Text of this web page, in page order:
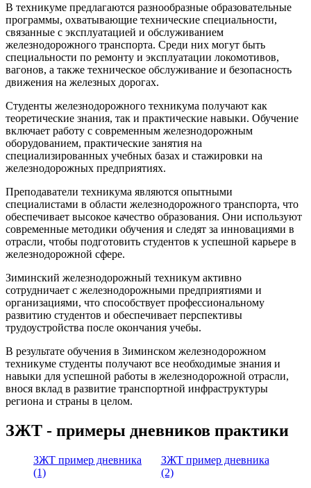
В техникуме предлагаются разнообразные образовательные
программы, охватывающие технические специальности,
связанные с эксплуатацией и обслуживанием
железнодорожного транспорта. Среди них могут быть
специальности по ремонту и эксплуатации локомотивов,
вагонов, а также техническое обслуживание и безопасность
движения на железных дорогах.
Студенты железнодорожного техникума получают как
теоретические знания, так и практические навыки. Обучение
включает работу с современным железнодорожным
оборудованием, практические занятия на
специализированных учебных базах и стажировки на
железнодорожных предприятиях.
Преподаватели техникума являются опытными
специалистами в области железнодорожного транспорта, что
обеспечивает высокое качество образования. Они используют
современные методики обучения и следят за инновациями в
отрасли, чтобы подготовить студентов к успешной карьере в
железнодорожной сфере.
Зиминский железнодорожный техникум активно
сотрудничает с железнодорожными предприятиями и
организациями, что способствует профессиональному
развитию студентов и обеспечивает перспективы
трудоустройства после окончания учебы.
В результате обучения в Зиминском железнодорожном
техникуме студенты получают все необходимые знания и
навыки для успешной работы в железнодорожной отрасли,
внося вклад в развитие транспортной инфраструктуры
региона и страны в целом.
ЗЖТ - примеры дневников практики
ЗЖТ пример дневника
(1)
ЗЖТ пример дневника
(2)